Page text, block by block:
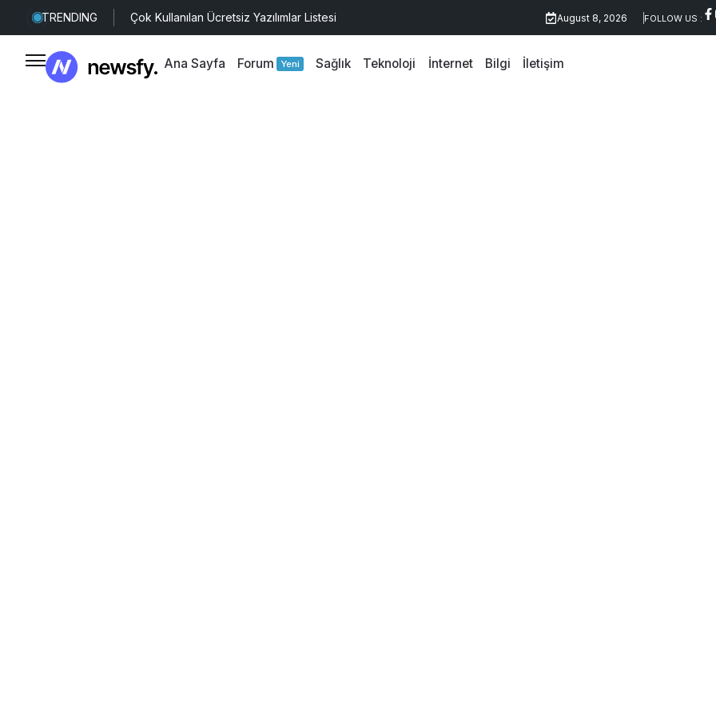
TRENDING Çok Kullanılan Ücretsiz Yazılımlar Listesi Uykuda Beynimizde Neler Olur
August 8, 2026 FOLLOW US :
Ana Sayfa Forum Yeni Sağlık Teknoloji İnternet Bilgi İletişim